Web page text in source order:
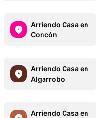
Arriendo Casa en
Concón
Arriendo Casa en
Algarrobo
Arriendo Casa en